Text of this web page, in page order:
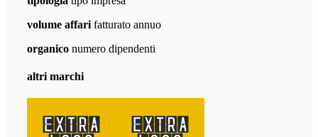
volume affari fatturato annuo
organico numero dipendenti
altri marchi